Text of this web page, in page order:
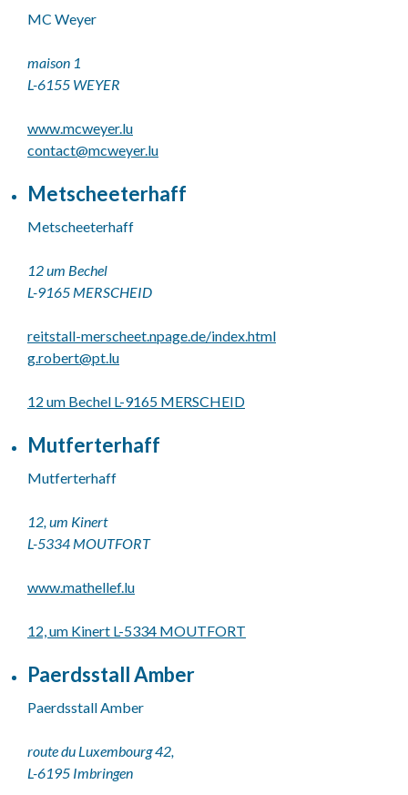
MC Weyer
maison 1
L-6155 WEYER
www.mcweyer.lu
contact@mcweyer.lu
Metscheeterhaff
Metscheeterhaff
12 um Bechel
L-9165 MERSCHEID
reitstall-merscheet.npage.de/index.html
g.robert@pt.lu
12 um Bechel L-9165 MERSCHEID
Mutferterhaff
Mutferterhaff
12, um Kinert
L-5334 MOUTFORT
www.mathellef.lu
12, um Kinert L-5334 MOUTFORT
Paerdsstall Amber
Paerdsstall Amber
route du Luxembourg 42,
L-6195 Imbringen